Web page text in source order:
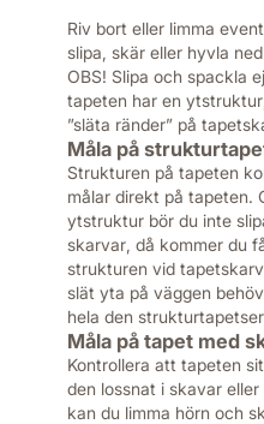
Riv bort eller limma
slipa, skär eller hyvla
OBS! Slipa och spackla
tapeten har en
”släta ränder” på
Måla på
Strukturen på tapeten
målar direkt på tapeten.
ytstruktur bör du inte
skarvar, då kommer du
strukturen vid
slät yta på väggen
hela den
Måla på tapet med
Kontrollera att tapeten
den lossnat i skavar
kan du limma hörn och